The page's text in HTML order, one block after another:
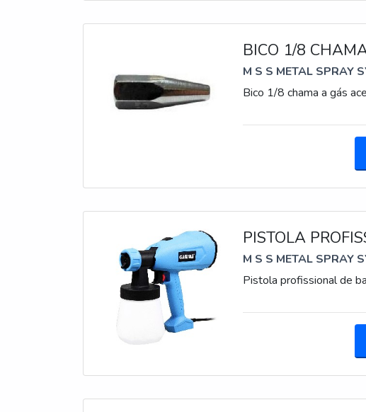
BICO 1/8
M S S METAL SPRAY
Bico 1/8 chama a gás
PISTOLA
M S S METAL SPRAY
Pistola profissional de